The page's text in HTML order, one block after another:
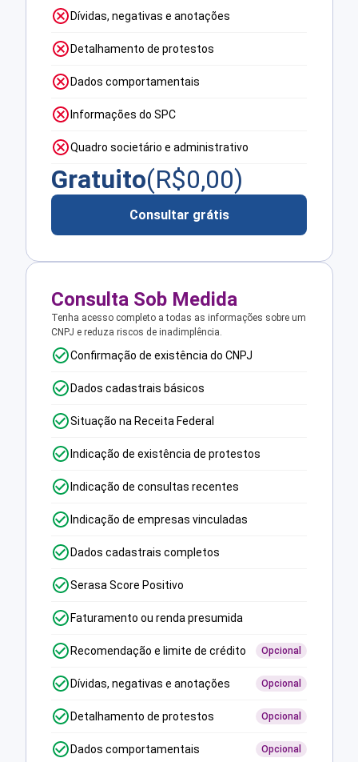
Dívidas, negativas e anotações
Detalhamento de protestos
Dados comportamentais
Informações do SPC
Quadro societário e administrativo
Gratuito(R$0,00)
Consultar grátis
Consulta Sob Medida
Tenha acesso completo a todas as informações sobre um
CNPJ e reduza riscos de inadimplência.
Confirmação de existência do CNPJ
Dados cadastrais básicos
Situação na Receita Federal
Indicação de existência de protestos
Indicação de consultas recentes
Indicação de empresas vinculadas
Dados cadastrais completos
Serasa Score Positivo
Faturamento ou renda presumida
Recomendação e limite de crédito Opcional
Dívidas, negativas e anotações Opcional
Detalhamento de protestos Opcional
Dados comportamentais Opcional